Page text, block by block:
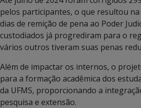
pelos participantes, o que resultou na
dias de remição de pena ao Poder
custodiados já progrediram para o
vários outros tiveram suas penas
Além de impactar os internos, o
para a formação acadêmica dos
da UFMS, proporcionando a
pesquisa e extensão.